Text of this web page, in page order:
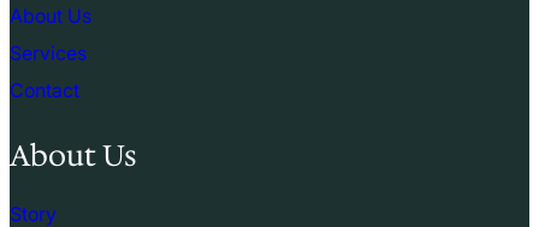
About Us
Services
Contact
About Us
Story